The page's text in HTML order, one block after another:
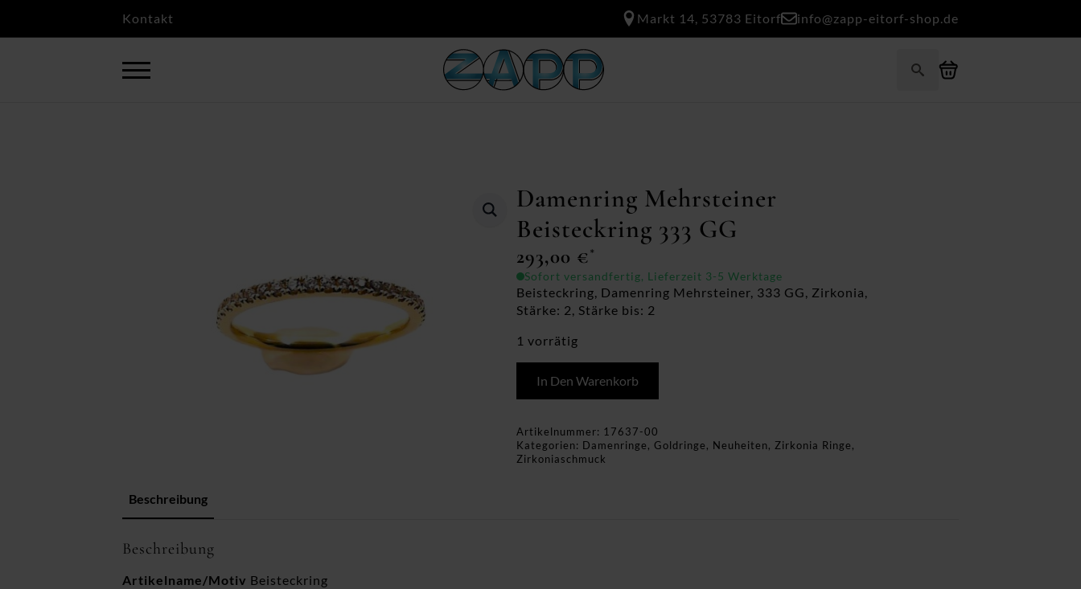
Kontakt Markt 14, 53783 Eitorf info@zapp-eitorf-shop.de
Damenring Mehrsteiner
Beisteckring 333 GG
293,00 €*
Sofort versandfertig, Lieferzeit 3-5 Werktage
Beisteckring, Damenring Mehrsteiner, 333 GG, Zirkonia,
Stärke: 2, Stärke bis: 2
1 vorrätig
In Den Warenkorb
Artikelnummer: 17637-00
Kategorien: Damenringe, Goldringe, Neuheiten, Zirkonia Ringe,
Zirkoniaschmuck
Beschreibung
Beschreibung
Artikelname/Motiv Beisteckring